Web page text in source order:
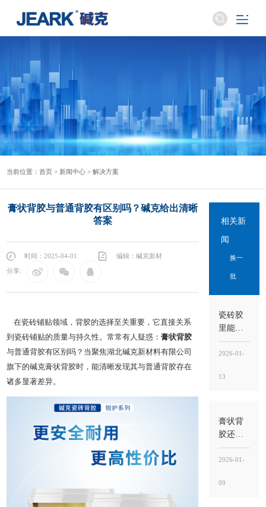
当前位置：首页 > 新闻中心 >解决方案
膏状背胶与普通背胶有区别吗？碱克给出清晰
答案
时间：2025-04-01 编辑：碱克新材
分享:
在瓷砖铺贴领域，背胶的选择至关重要，它直接关系
到瓷砖铺贴的质量与持久性。常常有人疑惑：膏状背胶
与普通背胶有区别吗？当聚焦湖北碱克新材料有限公司
旗下的碱克膏状背胶时，能清晰发现其与普通背胶存在
诸多显著差异。​
相关新
闻
换一
批
瓷砖胶
里能掺
水泥
吗？不
意掺，
更容易
空鼓
2026-01-
13
膏状背
胶还需
要瓷砖
胶吗？
背胶
2026-01-
09